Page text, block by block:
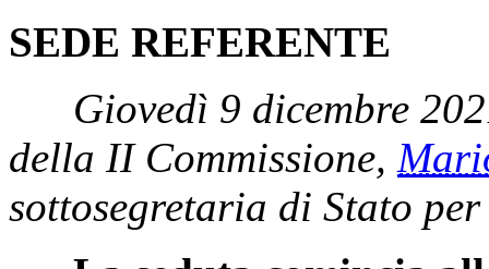
SEDE REFERENTE
Giovedì 9 dicembre
della II Commissione,
sottosegretaria di Stato